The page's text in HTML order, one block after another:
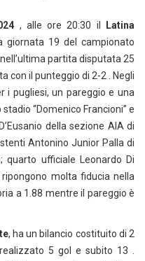
, alle ore 20:30 il
Latina
giornata 19 del campionato
partita disputata 25
con il punteggio di 2-2 . Negli
i pugliesi, un pareggio e una
“Domenico Francioni” e
della sezione AIA di
Antonino Junior Palla di
quarto ufficiale Leonardo Di
ripongono molta fiducia nella
a 1.88 mentre il pareggio è
, ha un bilancio costituito di 2
5 gol e subito 13 .